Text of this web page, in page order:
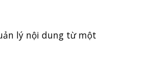
lý nội dung từ một